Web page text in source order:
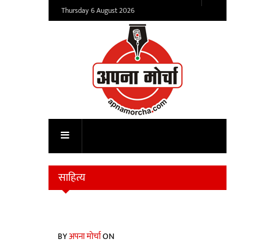
Thursday 6 August 2026
साहित्य
BYअपना मोर्चाON